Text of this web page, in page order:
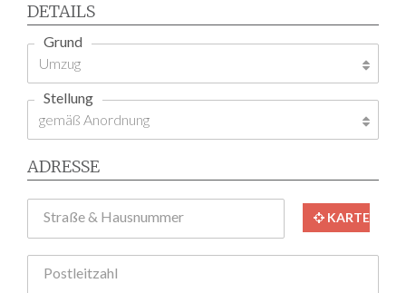
DETAILS
Grund
Stellung
ADRESSE
Straße & Hausnummer KARTE
Postleitzahl